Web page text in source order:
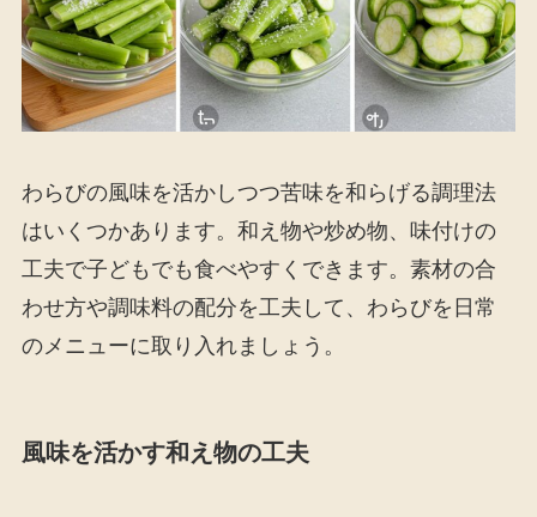
わらびの風味を活かしつつ苦味を和らげる調理法
はいくつかあります。和え物や炒め物、味付けの
工夫で子どもでも食べやすくできます。素材の合
わせ方や調味料の配分を工夫して、わらびを日常
のメニューに取り入れましょう。
風味を活かす和え物の工夫